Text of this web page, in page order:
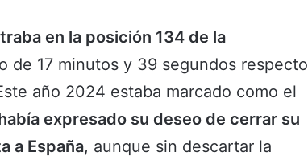
en la posición 134 de la
de 17 minutos y 39 segundos respecto
año 2024 estaba marcado como el
expresado su deseo de cerrar su
a España, aunque sin descartar la